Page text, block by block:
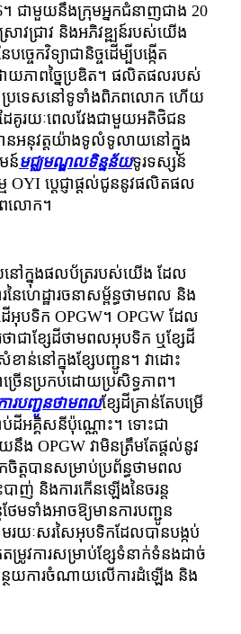
។ ជាមួយនឹងក្រុមអ្នកជំនាញជាង 20
រាវជ្រាវ និងអភិវឌ្ឍន៍របស់យើង
េកវិទ្យាជានិច្ចដើម្បីបង្កើត
ភាពច្នៃប្រឌិត។ ផលិតផលរបស់
រទេសនៅទូទាំងពិភពលោក ហើយ
ៃគូរយៈពេលវែងជាមួយអតិថិជន
នអនុវត្តយ៉ាងទូលំទូលាយនៅក្នុង
ន៍មជ្ឈមណ្ឌលទិន្នន័យទូរទស្សន៍
OYI ប្តេជ្ញាផ្តល់ជូននូវផលិតផល
ពលោក។
ក្នុងផលប័ត្ររបស់យើង ដែល
ៃហេដ្ឋារចនាសម្ព័ន្ធថាមពល និង
អុបទិក OPGW។ OPGW ដែល
ថាជាខ្សែដីថាមពលអុបទិក ឬខ្សែដី
ាន់នៅក្នុងខ្សែបញ្ជូន។ វាដោះ
រើនប្រកបដោយប្រសិទ្ធភាព។
ារបញ្ជូនថាមពលខ្សែ​ដី​គ្រាន់តែ​បម្រើ​
ដី​អគ្គិសនី​ប៉ុណ្ណោះ។ ទោះជា
OPGW វាមិនត្រឹមតែផ្តល់នូវ
ចិត្តបានសម្រាប់ប្រព័ន្ធថាមពល
បាញ់ និងការកើនឡើងនៃចរន្ត
ែមទាំងអាចឱ្យមានការបញ្ជូន
រយៈសរសៃអុបទិកដែលបានបង្កប់
ម្រូវការសម្រាប់ខ្សែទំនាក់ទំនងដាច់
យការចំណាយលើការដំឡើង និង